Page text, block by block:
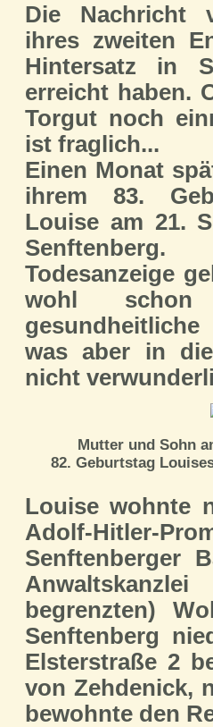
Die Nachricht
ihres zweiten
Hintersatz in
erreicht haben.
Torgut noch
ist fraglich...
Einen Monat
ihrem 83.
Louise am 21.
Todesanzeige
wohl
was aber in
nicht
Mutter und Sohn
82. Geburtstag
Louise wohnte
Adolf-Hitler-
Senftenberger
begrenzten)
Senftenberg
Elsterstraße 2
von Zehdenick,
bewohnte den